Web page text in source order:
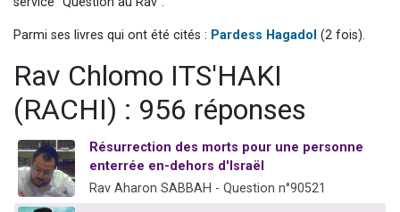
30 personnes viennent de faire un don pour Sauvez la jambe de Yohan
Il reste 49 places pour étudier en groupe sur Zoom
Parmi ses livres qui ont été cités : Pardess Hagadol (2 fois).
Rav Chlomo ITS'HAKI
(RACHI) : 956 réponses
Résurrection des morts pour une personne
enterrée en-dehors d'Israël
Rav Aharon SABBAH - Question n°90521